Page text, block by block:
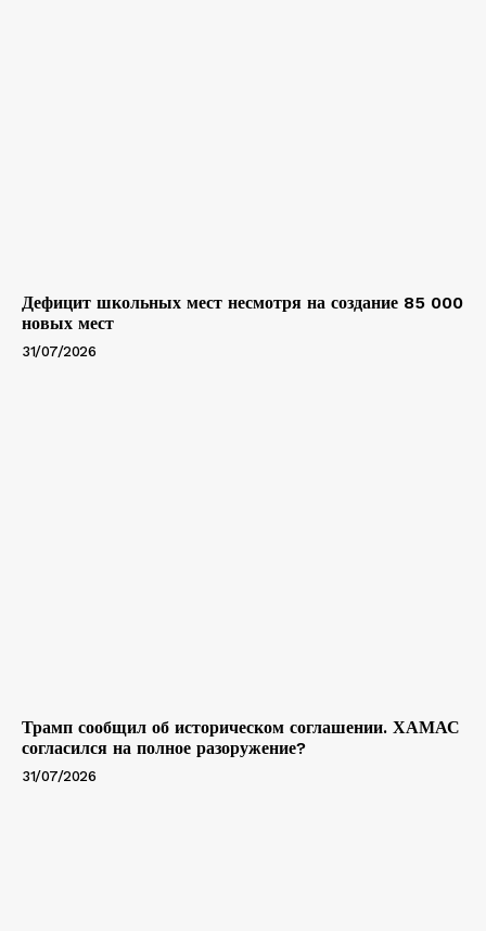
Дефицит школьных мест несмотря на создание 85 000
новых мест
31/07/2026
Трамп сообщил об историческом соглашении. ХАМАС
согласился на полное разоружение?
31/07/2026